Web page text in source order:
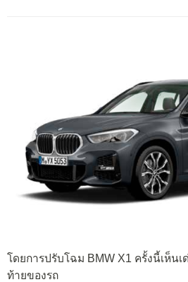
โดยการปรับโฉม BMW X1 ครั้งนี้เห็
ท้ายของรถ